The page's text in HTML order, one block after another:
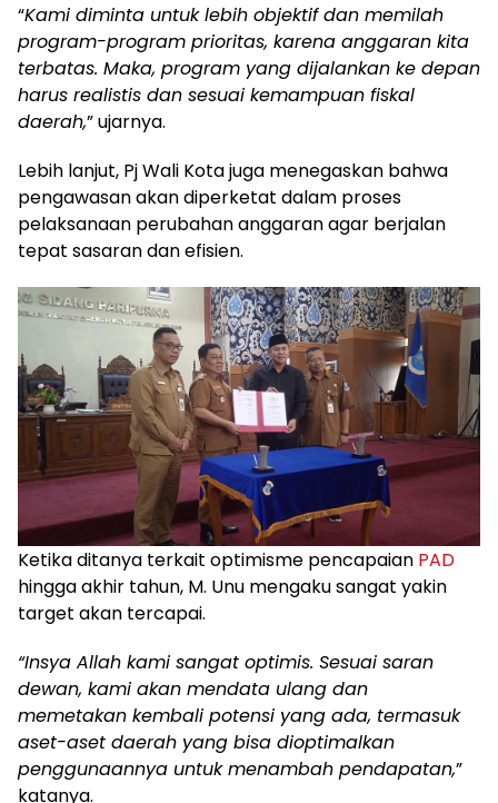
“Kami diminta untuk lebih objektif dan memilah
program-program prioritas, karena anggaran kita
terbatas. Maka, program yang dijalankan ke depan
harus realistis dan sesuai kemampuan fiskal
daerah,” ujarnya.
Lebih lanjut, Pj Wali Kota juga menegaskan bahwa
pengawasan akan diperketat dalam proses
pelaksanaan perubahan anggaran agar berjalan
tepat sasaran dan efisien.
Ketika ditanya terkait optimisme pencapaian PAD
hingga akhir tahun, M. Unu mengaku sangat yakin
target akan tercapai.
“Insya Allah kami sangat optimis. Sesuai saran
dewan, kami akan mendata ulang dan
memetakan kembali potensi yang ada, termasuk
aset-aset daerah yang bisa dioptimalkan
penggunaannya untuk menambah pendapatan,”
katanya.